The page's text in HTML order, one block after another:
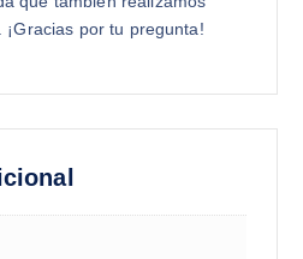
por tu pregunta!